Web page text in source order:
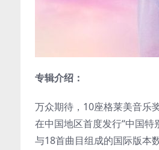
专辑介绍：
万众期待，10座格莱美音乐
在中国地区首度发行“中国特
与18首曲目组成的国际版本